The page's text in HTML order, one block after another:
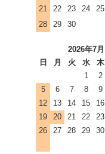
21
22 23 24 25
28
29 30
2026年7月
日
月 火 水 木
1
2
5
6 7 8 9
12
13 14 15 16
19
20 21 22 23
26
27 28 29 30